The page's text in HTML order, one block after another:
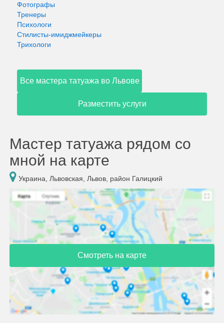
Фотографы
Тренеры
Психологи
Стилисты-имиджмейкеры
Трихологи
Все мастера татуажа во Львове
Разместить услуги
Мастер татуажа рядом со
мной на карте
Украина, Львовская, Львов, район Галицкий
Смотреть на карте